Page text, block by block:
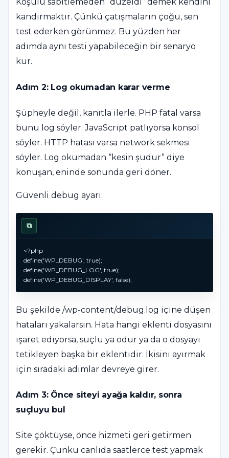
kandırmaktır. Çünkü çatışmaların çoğu, sen
test ederken görünmez. Bu yüzden her
adımda aynı testi yapabileceğin bir senaryo
kur.
Adım 2: Log okumadan karar verme
Şüpheyle değil, kanıtla ilerle. PHP fatal varsa
bunu log söyler. JavaScript patlıyorsa konsol
söyler. HTTP hatası varsa network sekmesi
söyler. Log okumadan “kesin şudur” diye
konuşan, eninde sonunda geri döner.
Güvenli debug ayarı:
⧉
<?php
define('WP_DEBUG', true);
define('WP_DEBUG_LOG', true);
Bu şekilde /wp-content/debug.log içine düşen
hataları yakalarsın. Hata hangi eklenti dosyasını
işaret ediyorsa, suçlu ya odur ya da o dosyayı
tetikleyen başka bir eklentidir. İkisini ayırmak
için sıradaki adımlar devreye girer.
Adım 3: Önce siteyi ayağa kaldır, sonra
suçluyu bul
Site çöktüyse, önce hizmeti geri getirmen
gerekir. Çünkü canlıda saatlerce test yapmak